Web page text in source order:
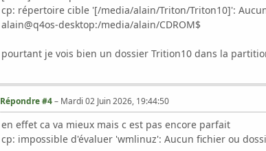
cp: répertoire cible '[/media/alain/Triton/Triton10]':
alain@q4os-desktop:/media/alain/CDROM$
pourtant je vois bien un dossier Trition10 dans la
Répondre #4– Mardi 02 Juin 2026, 19:44:50
en effet ca va mieux mais c est pas encore parfait
cp: impossible d'évaluer 'wmlinuz': Aucun fichier ou